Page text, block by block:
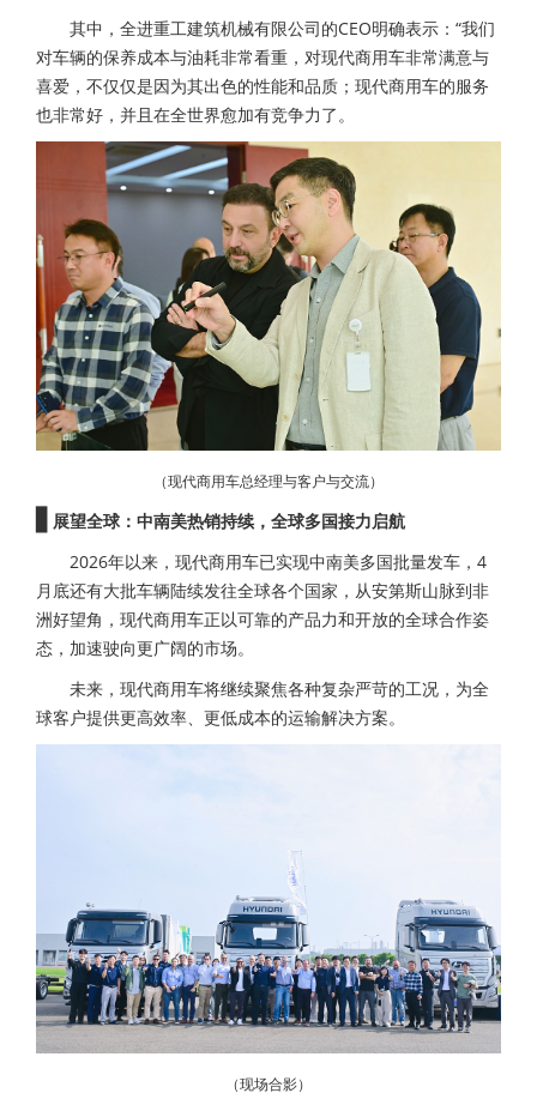
其中，全进重工建筑机械有限公司的CEO明确表示：“我们
对车辆的保养成本与油耗非常看重，对现代商用车非常满意与
喜爱，不仅仅是因为其出色的性能和品质；现代商用车的服务
也非常好，并且在全世界愈加有竞争力了。
（现代商用车总经理与客户与交流）
展望全球：中南美热销持续，全球多国接力启航
2026年以来，现代商用车已实现中南美多国批量发车，4
月底还有大批车辆陆续发往全球各个国家，从安第斯山脉到非
洲好望角，现代商用车正以可靠的产品力和开放的全球合作姿
态，加速驶向更广阔的市场。
未来，现代商用车将继续聚焦各种复杂严苛的工况，为全
球客户提供更高效率、更低成本的运输解决方案。
（现场合影）